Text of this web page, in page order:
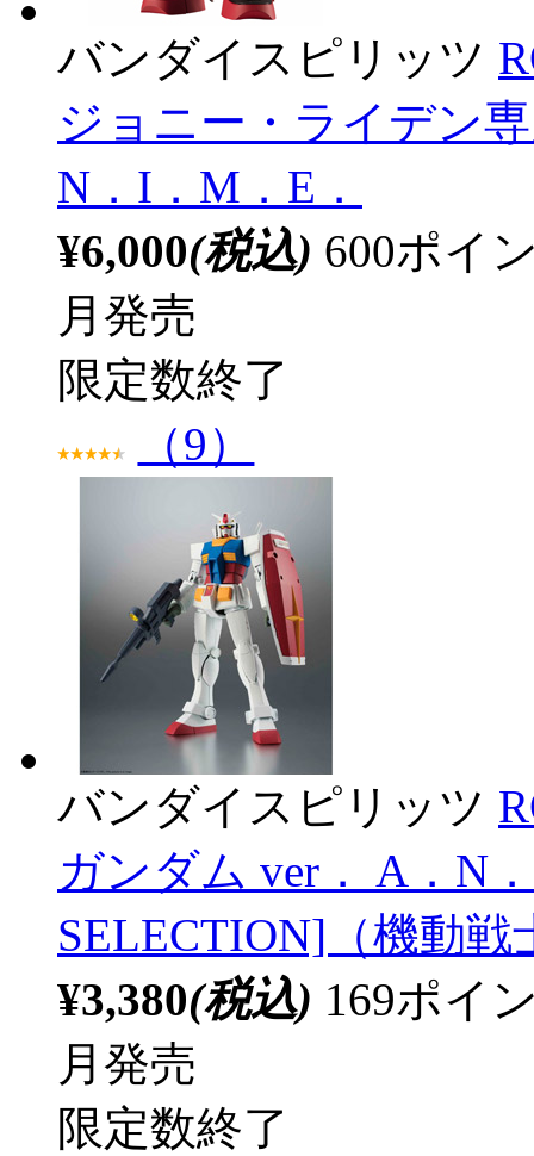
バンダイスピリッツ
ジョニー・ライデン
N．I．M．E．
¥6,000(税込) 600ポイ
月発売
限定数終了
（9）
バンダイスピリッツ
ガンダム ver． A．N
SELECTION]（機動
¥3,380(税込) 169ポイ
月発売
限定数終了